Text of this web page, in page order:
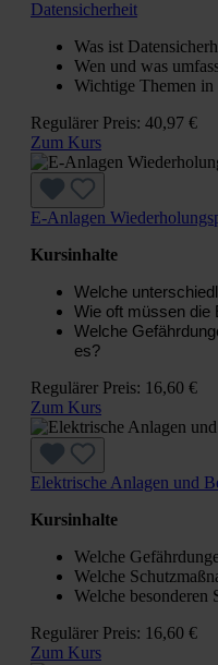
Datensicherheit
Was ist
Wen und was
Wichtige Themen in
Regulärer Preis: 40,97 €
Zum Kurs
E-Anlagen
Kursinhalte
Welche
Wie oft müssen die
Welche
es?
Regulärer Preis: 16,60 €
Zum Kurs
Elektrische Anlagen und
Kursinhalte
Welche
Welche
Welche besonderen
Regulärer Preis: 16,60 €
Zum Kurs